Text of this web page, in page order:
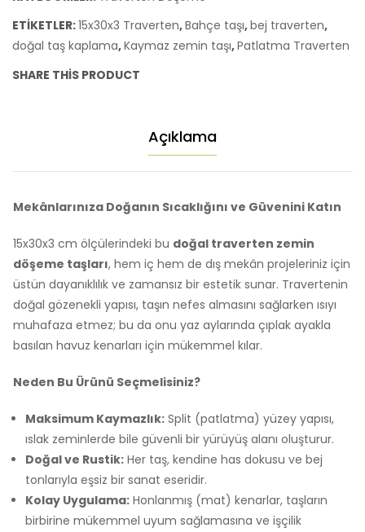
Bej
Traverten
Zemin
Döşeme
ETIKETLER:15x30x3 Traverten,Bahçe taşı,bej traverten,
doğal taş kaplama,Kaymaz zemin taşı,Patlatma Traverten
SHARE THIS PRODUCT
Açıklama
Mekânlarınıza Doğanın Sıcaklığını ve Güvenini Katın
15x30x3 cm ölçülerindeki bu doğal traverten zemin
döşeme taşları, hem iç hem de dış mekân projeleriniz için
üstün dayanıklılık ve zamansız bir estetik sunar. Travertenin
doğal gözenekli yapısı, taşın nefes almasını sağlarken ısıyı
muhafaza etmez; bu da onu yaz aylarında çıplak ayakla
basılan havuz kenarları için mükemmel kılar.
Neden Bu Ürünü Seçmelisiniz?
Maksimum Kaymazlık: Split (patlatma) yüzey yapısı,
ıslak zeminlerde bile güvenli bir yürüyüş alanı oluşturur.
Doğal ve Rustik: Her taş, kendine has dokusu ve bej
tonlarıyla eşsiz bir sanat eseridir.
Kolay Uygulama: Honlanmış (mat) kenarlar, taşların
birbirine mükemmel uyum sağlamasına ve işçilik